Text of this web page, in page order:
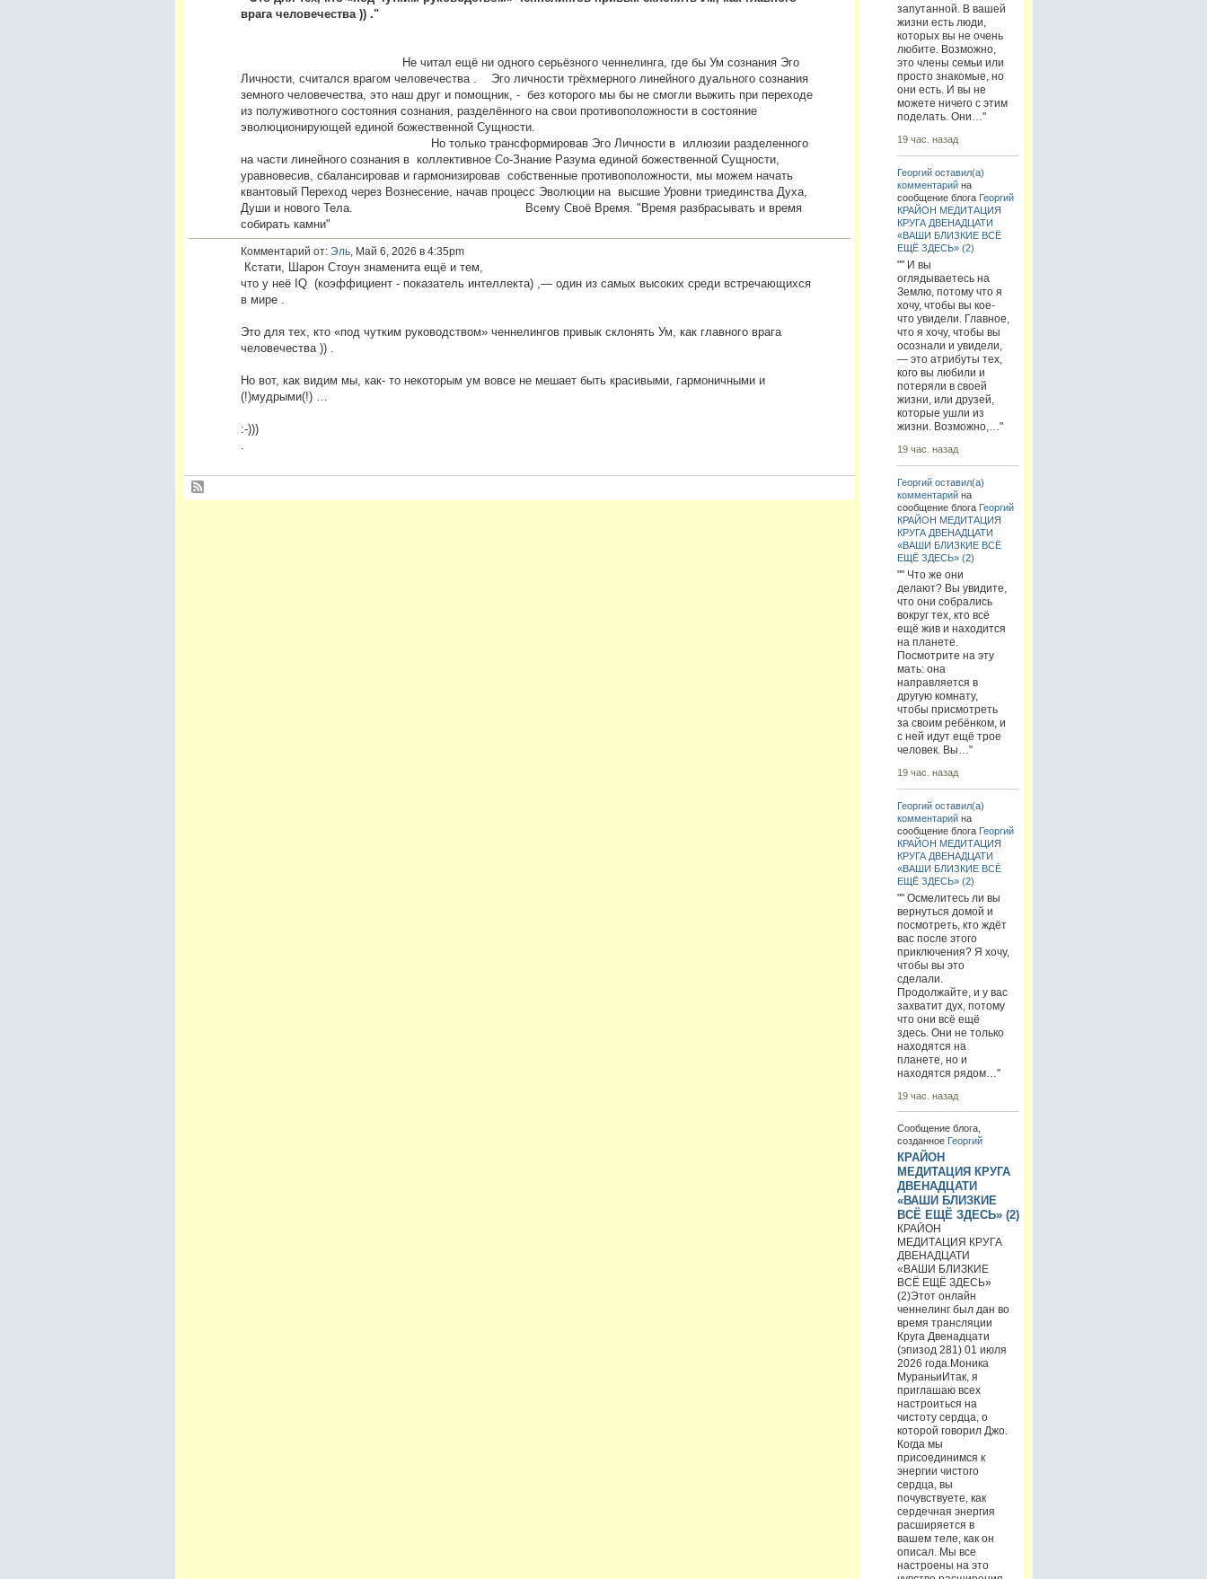
врага человечества )) ."
Не читал ещё ни одного серьёзного ченнелинга, где бы Ум сознания Эго
Личности, считался врагом человечества . Эго личности трёхмерного линейного дуального сознания
земного человечества, это наш друг и помощник, - без которого мы бы не смогли выжить при переходе
из полуживотного состояния сознания, разделённого на свои противоположности в состояние
эволюционирующей единой божественной Сущности.
Но только трансформировав Эго Личности в иллюзии разделенного
на части линейного сознания в коллективное Со-Знание Разума единой божественной Сущности,
уравновесив, сбалансировав и гармонизировав собственные противоположности, мы можем начать
квантовый Переход через Вознесение, начав процесс Эволюции на высшие Уровни триединства Духа,
Души и нового Тела. Всему Своё Время. "Время разбрасывать и время
собирать камни"
Комментарий от: Эль, Май 6, 2026 в 4:35pm
Кстати, Шарон Стоун знаменита ещё и тем,
что у неё IQ (коэффициент - показатель интеллекта) ,— один из самых высоких среди встречающихся
в мире .
Это для тех, кто «под чутким руководством» ченнелингов привык склонять Ум, как главного врага
человечества )) .
Но вот, как видим мы, как- то некоторым ум вовсе не мешает быть красивыми, гармоничными и
(!)мудрыми(!) …
:-)))
запутанной. В вашей
жизни есть люди,
которых вы не очень
любите. Возможно,
это члены семьи или
просто знакомые, но
они есть. И вы не
можете ничего с этим
поделать. Они…"
19 час. назад
Георгий оставил(а)
комментарийна
сообщение блога Георгий
КРАЙОН МЕДИТАЦИЯ
КРУГА ДВЕНАДЦАТИ
«ВАШИ БЛИЗКИЕ ВСЁ
ЕЩЁ ЗДЕСЬ» (2)
"" И вы
оглядываетесь на
Землю, потому что я
хочу, чтобы вы кое-
что увидели. Главное,
что я хочу, чтобы вы
осознали и увидели,
— это атрибуты тех,
кого вы любили и
потеряли в своей
жизни, или друзей,
которые ушли из
жизни. Возможно,…"
19 час. назад
Георгий оставил(а)
комментарийна
сообщение блога Георгий
КРАЙОН МЕДИТАЦИЯ
КРУГА ДВЕНАДЦАТИ
«ВАШИ БЛИЗКИЕ ВСЁ
ЕЩЁ ЗДЕСЬ» (2)
"" Что же они
делают? Вы увидите,
что они собрались
вокруг тех, кто всё
ещё жив и находится
на планете.
Посмотрите на эту
мать: она
направляется в
другую комнату,
чтобы присмотреть
за своим ребёнком, и
с ней идут ещё трое
человек. Вы…"
19 час. назад
Георгий оставил(а)
комментарийна
сообщение блога Георгий
КРАЙОН МЕДИТАЦИЯ
КРУГА ДВЕНАДЦАТИ
«ВАШИ БЛИЗКИЕ ВСЁ
ЕЩЁ ЗДЕСЬ» (2)
"" Осмелитесь ли вы
вернуться домой и
посмотреть, кто ждёт
вас после этого
приключения? Я хочу,
чтобы вы это
сделали.
Продолжайте, и у вас
захватит дух, потому
что они всё ещё
здесь. Они не только
находятся на
планете, но и
находятся рядом…"
19 час. назад
Сообщение блога,
созданное Георгий
КРАЙОН
МЕДИТАЦИЯ КРУГА
ДВЕНАДЦАТИ
«ВАШИ БЛИЗКИЕ
ВСЁ ЕЩЁ ЗДЕСЬ» (2)
КРАЙОН
МЕДИТАЦИЯ КРУГА
ДВЕНАДЦАТИ
«ВАШИ БЛИЗКИЕ
ВСЁ ЕЩЁ ЗДЕСЬ»
(2)Этот онлайн
ченнелинг был дан во
время трансляции
Круга Двенадцати
(эпизод 281) 01 июля
2026 года.Моника
МураньиИтак, я
приглашаю всех
настроиться на
чистоту сердца, о
которой говорил Джо.
Когда мы
присоединимся к
энергии чистого
сердца, вы
почувствуете, как
сердечная энергия
расширяется в
вашем теле, как он
описал. Мы все
настроены на это